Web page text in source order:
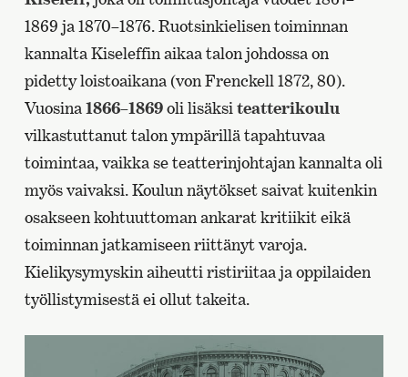
1869 ja 1870–1876. Ruotsinkielisen toiminnan
kannalta Kiseleffin aikaa talon johdossa on
pidetty loistoaikana (von Frenckell 1872, 80).
Vuosina1866–1869oli lisäksi teatterikoulu
vilkastuttanut talon ympärillä tapahtuvaa
toimintaa, vaikka se teatterinjohtajan kannalta oli
myös vaivaksi. Koulun näytökset saivat kuitenkin
osakseen kohtuuttoman ankarat kritiikit eikä
toiminnan jatkamiseen riittänyt varoja.
Kielikysymyskin aiheutti ristiriitaa ja oppilaiden
työllistymisestä ei ollut takeita.